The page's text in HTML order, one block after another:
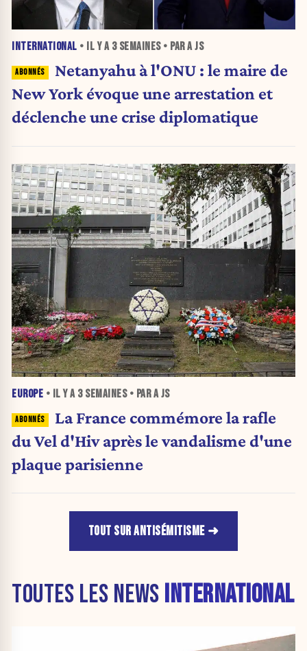
INTERNATIONAL • IL Y A 3 SEMAINES• PAR A JS
Netanyahu à l'ONU : le maire de
New York évoque une arrestation et
déclenche une crise diplomatique
EUROPE • IL Y A 3 SEMAINES• PAR A JS
La France commémore la rafle
du Vel d'Hiv après le vandalisme d'une
plaque parisienne
TOUT SUR ANTISÉMITISME
TOUTES LES NEWS INTERNATIONAL